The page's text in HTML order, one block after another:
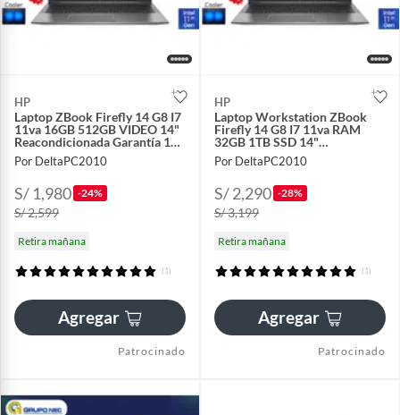
HP
Laptop ZBook Firefly 14 G8 I7
11va 16GB 512GB VIDEO 14"
Reacondicionada Garantía 1
año + Cooler
Por DeltaPC2010
S/ 1,980 -24%
S/ 2,599
Retira mañana
(1)
Agregar
Patrocinado
HP
Laptop Workstation ZBook
Firefly 14 G8 I7 11va RAM
32GB 1TB SSD 14"
Reacondicionada Garantía
1año
Por DeltaPC2010
S/ 2,290 -28%
S/ 3,199
Retira mañana
(1)
Agregar
Patrocinado